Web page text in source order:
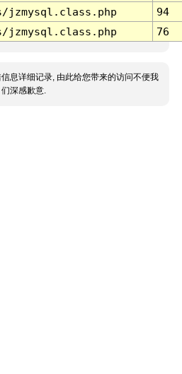
jzmysql.class.php
94
jzmysql.class.php 76
息详细记录, 由此给您带来的访问不便我
们深感歉意.